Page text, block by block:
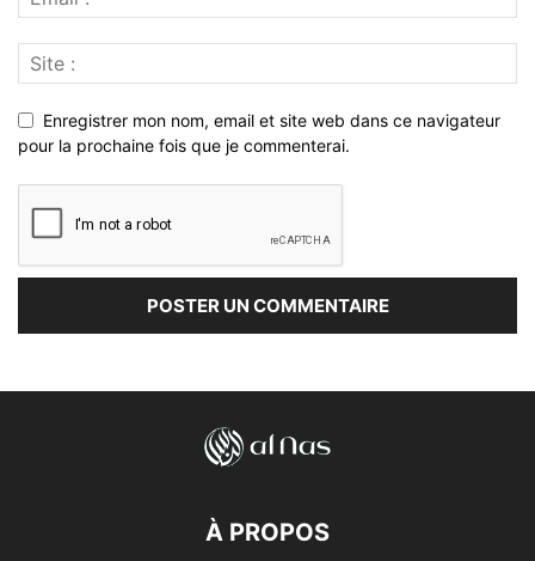
Enregistrer mon nom, email et site web dans ce navigateur
pour la prochaine fois que je commenterai.
À PROPOS